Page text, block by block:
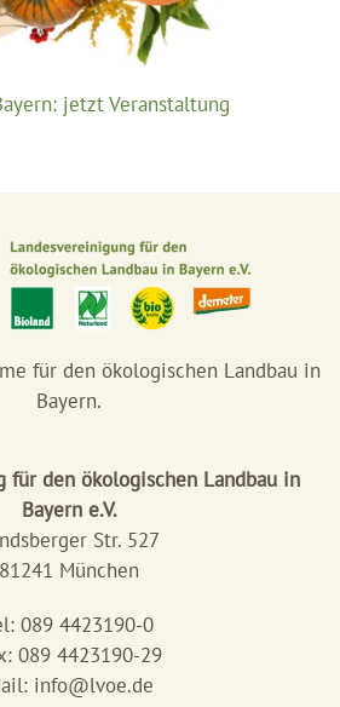
jetzt Veranstaltung
für den ökologischen Landbau in
Bayern.
für den ökologischen Landbau in
Bayern e.V.
Str. 527
81241 München
089 4423190-0
089 4423190-29
info@lvoe.de